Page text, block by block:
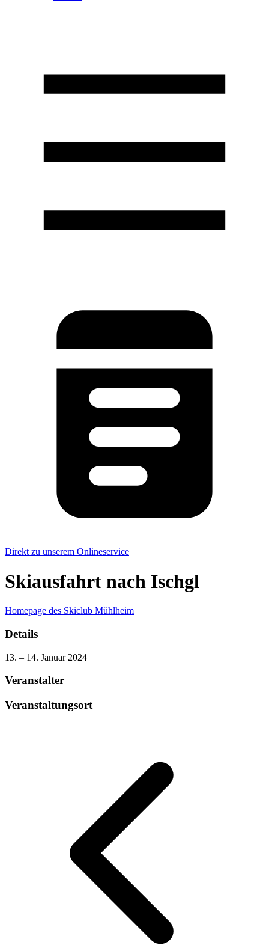
Direkt zu unserem Onlineservice
Skiausfahrt nach Ischgl
Homepage des Skiclub Mühlheim
Details
13. – 14. Januar 2024
Veranstalter
Veranstaltungsort